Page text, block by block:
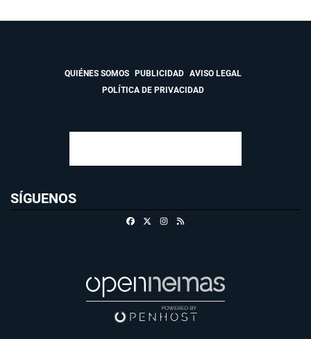
QUIÉNES SOMOS PUBLICIDAD
AVISO LEGAL
POLÍTICA DE PRIVACIDAD
SÍGUENOS
FacebookInstagram